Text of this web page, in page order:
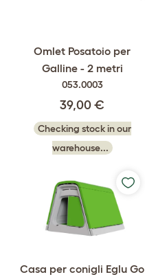
Omlet Posatoio per
Galline - 2 metri
053.0003
39,00 €
Checking stock in our
warehouse...
Casa per conigli Eglu Go